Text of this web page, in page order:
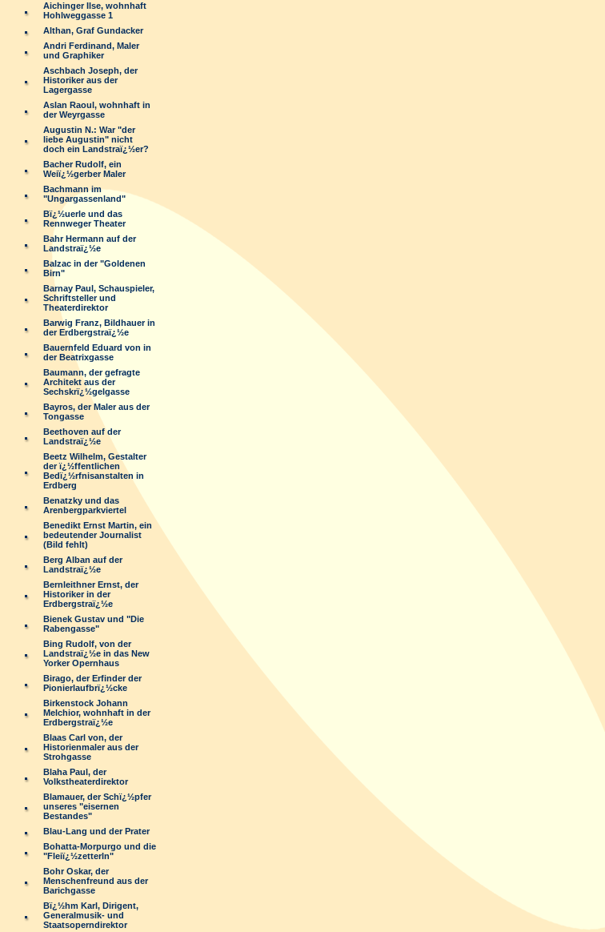
Aichinger Ilse, wohnhaft
Hohlweggasse 1
Althan, Graf Gundacker
Andri Ferdinand, Maler
und Graphiker
Aschbach Joseph, der
Historiker aus der
Lagergasse
Aslan Raoul, wohnhaft in
der Weyrgasse
Augustin N.: War "der
liebe Augustin" nicht
doch ein Landstraï¿½er?
Bacher Rudolf, ein
Weiï¿½gerber Maler
Bachmann im
"Ungargassenland"
Bï¿½uerle und das
Rennweger Theater
Bahr Hermann auf der
Landstraï¿½e
Balzac in der "Goldenen
Birn"
Barnay Paul, Schauspieler,
Schriftsteller und
Theaterdirektor
Barwig Franz, Bildhauer in
der Erdbergstraï¿½e
Bauernfeld Eduard von in
der Beatrixgasse
Baumann, der gefragte
Architekt aus der
Sechskrï¿½gelgasse
Bayros, der Maler aus der
Tongasse
Beethoven auf der
Landstraï¿½e
Beetz Wilhelm, Gestalter
der ï¿½ffentlichen
Bedï¿½rfnisanstalten in
Erdberg
Benatzky und das
Arenbergparkviertel
Benedikt Ernst Martin, ein
bedeutender Journalist
(Bild fehlt)
Berg Alban auf der
Landstraï¿½e
Bernleithner Ernst, der
Historiker in der
Erdbergstraï¿½e
Bienek Gustav und "Die
Rabengasse"
Bing Rudolf, von der
Landstraï¿½e in das New
Yorker Opernhaus
Birago, der Erfinder der
Pionierlaufbrï¿½cke
Birkenstock Johann
Melchior, wohnhaft in der
Erdbergstraï¿½e
Blaas Carl von, der
Historienmaler aus der
Strohgasse
Blaha Paul, der
Volkstheaterdirektor
Blamauer, der Schï¿½pfer
unseres "eisernen
Bestandes"
Blau-Lang und der Prater
Bohatta-Morpurgo und die
"Fleiï¿½zetterln"
Bohr Oskar, der
Menschenfreund aus der
Barichgasse
Bï¿½hm Karl, Dirigent,
Generalmusik- und
Staatsoperndirektor